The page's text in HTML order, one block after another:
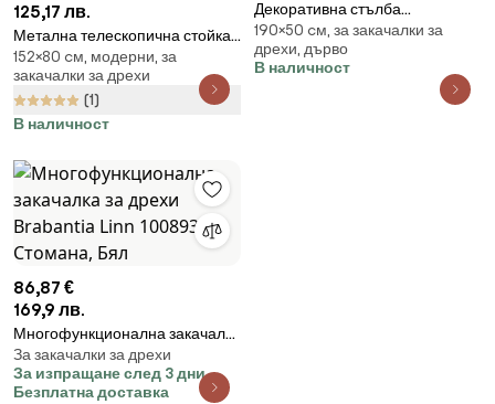
125,17 лв.
Метална телескопична стойка
за дрехи на колелца в сребрист
цвят – Premier Housewares
152×80 cм, модерни, за
закачалки за дрехи
(1)
В наличност
Декоративна стълба
atmosphera Dream, 50x30x190
cm, Бамбук
190×50 cм, за закачалки за
дрехи, дърво
В наличност
86,87 €
169,9 лв.
Многофункционална закачалка
за дрехи Brabantia Linn
1008930, Стомана, Бял
За закачалки за дрехи
За изпращане след 3 дни
Безплатна доставка